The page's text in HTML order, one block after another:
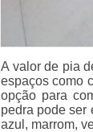
A valor de pia
espaços como
opção para
pedra pode ser
azul, marrom,